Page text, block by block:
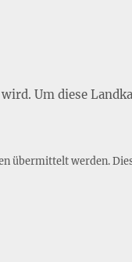
Um diese
übermittelt werden.